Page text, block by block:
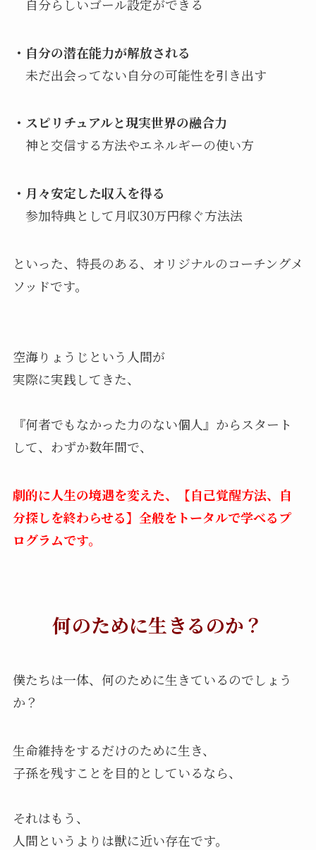
自分らしいゴール設定ができる
・自分の潜在能力が解放される
未だ出会ってない自分の可能性を引き出す
・スピリチュアルと現実世界の融合力
神と交信する方法やエネルギーの使い方
・月々安定した収入を得る
参加特典として月収30万円稼ぐ方法法
といった、特長のある、オリジナルのコーチングメ
ソッドです。
空海りょうじという人間が
実際に実践してきた、
『何者でもなかった力のない個人』からスタート
して、わずか数年間で、
劇的に人生の境遇を変えた、【自己覚醒方法、自
分探しを終わらせる】全般をトータルで学べるプ
ログラムです。
何のために生きるのか？
僕たちは一体、何のために生きているのでしょう
か？
生命維持をするだけのために生き、
子孫を残すことを目的としているなら、
それはもう、
人間というよりは獣に近い存在です。